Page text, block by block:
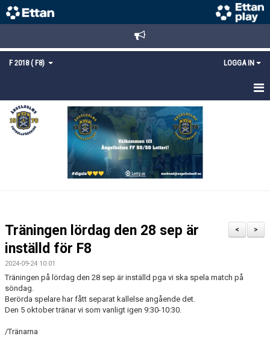
F 2018 ( F8) LOGGA IN
HEM
NYHETER
KONTAKT
>
<
Träningen lördag den 28 sep är
inställd för F8
2024-09-24 10:01
Träningen på lördag den 28 sep är inställd pga vi ska spela match på
söndag.
Berörda spelare har fått separat kallelse angående det.
Den 5 oktober tränar vi som vanligt igen 9:30-10:30.
/Tränarna